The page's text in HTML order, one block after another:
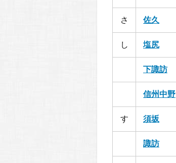
さ 佐久
し 塩尻
下諏訪
信州中野
す 須坂
諏訪